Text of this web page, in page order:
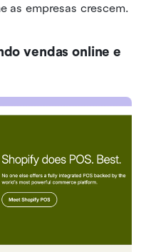
as empresas crescem.
vendas online e